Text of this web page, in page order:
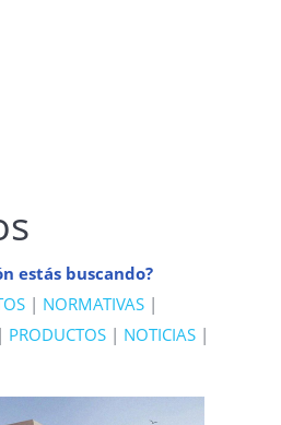
estás buscando?
| NORMATIVAS |
| PRODUCTOS | NOTICIAS |